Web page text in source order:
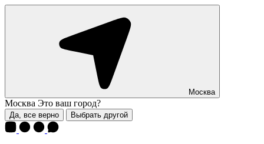
Москва
Москва Это ваш город?
Да, все верно Выбрать другой